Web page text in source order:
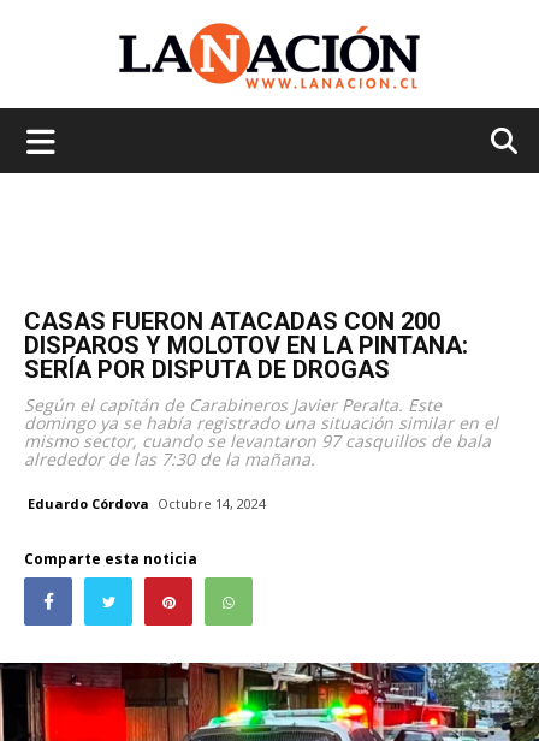
CASAS FUERON ATACADAS CON 200
DISPAROS Y MOLOTOV EN LA PINTANA:
SERÍA POR DISPUTA DE DROGAS
Según el capitán de Carabineros Javier Peralta. Este
domingo ya se había registrado una situación similar en el
mismo sector, cuando se levantaron 97 casquillos de bala
alrededor de las 7:30 de la mañana.
Eduardo Córdova Octubre 14, 2024
Comparte esta noticia